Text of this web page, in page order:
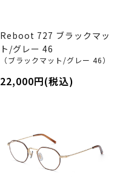
Reboot 727 ブラックマッ
ト/グレー 46
（ブラックマット/グレー 46）
22,000円(税込)